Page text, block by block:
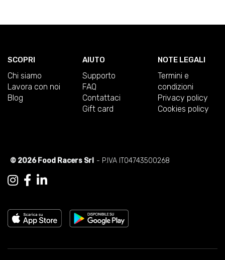
SCOPRI
Chi siamo
Lavora con noi
Blog
AIUTO
Supporto
FAQ
Contattaci
Gift card
NOTE LEGALI
Termini e
condizioni
Privacy policy
Cookies policy
© 2026 Food Racers Srl - P.IVA IT04743500268